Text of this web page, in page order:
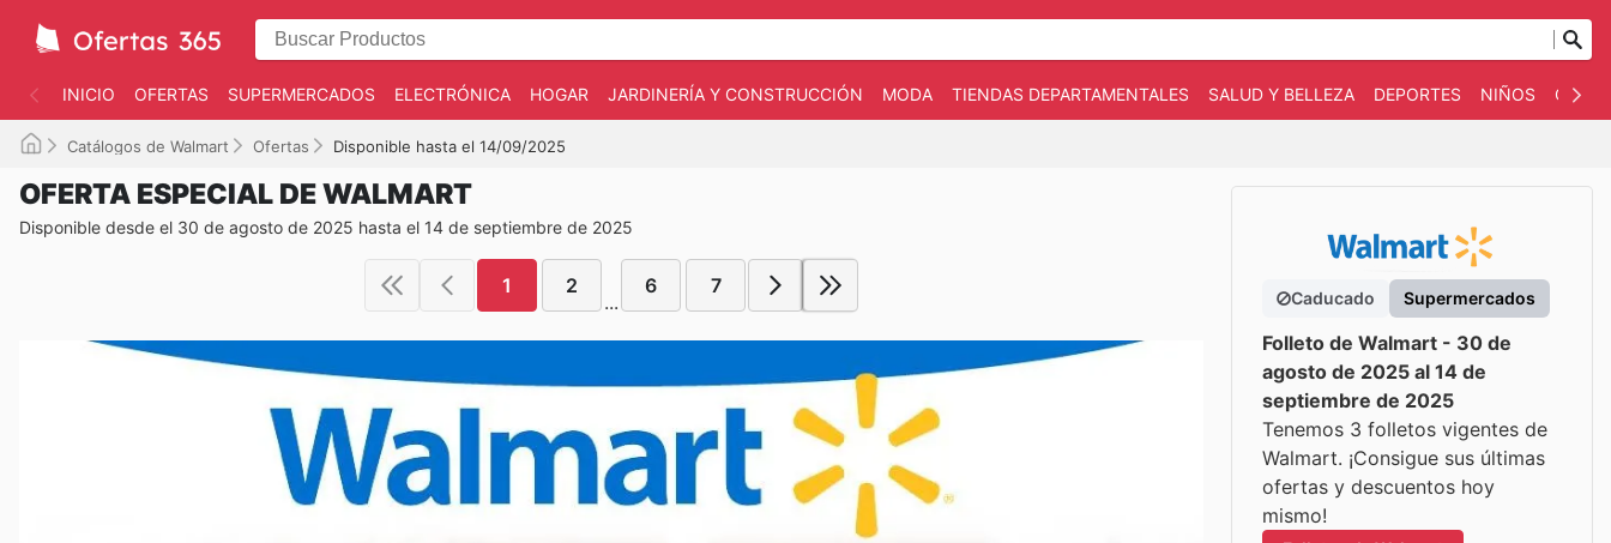
INICIO OFERTAS SUPERMERCADOS ELECTRÓNICA HOGAR JARDINERÍA Y CONSTRUCCIÓN MODA TIENDAS DEPARTAMENTALES SALUD Y BELLEZA DEPORTES NIÑOS
Catálogos de Walmart Ofertas Disponible hasta el 14/09/2025
OFERTA ESPECIAL DE WALMART
Disponible desde el 30 de agosto de 2025 hasta el 14 de septiembre de 2025
1 2
...
6 7
Caducado Supermercados
Folleto de Walmart - 30 de
agosto de 2025 al 14 de
septiembre de 2025
Tenemos 3 folletos vigentes de
Walmart. ¡Consigue sus últimas
ofertas y descuentos hoy
mismo!